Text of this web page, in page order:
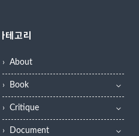
된 12개 장르별 산업협의회 관계자
장은 개회사를 통해 “한국영상대학교
적, 물적 자원을 기업에 지원하고 그
재를 양성하는 한편, 관련 산업 성장
카테고리
About
Book
Critique
Document